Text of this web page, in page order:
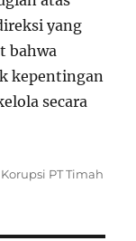
yang
bahwa
kepentingan
secara
Korupsi PT Timah